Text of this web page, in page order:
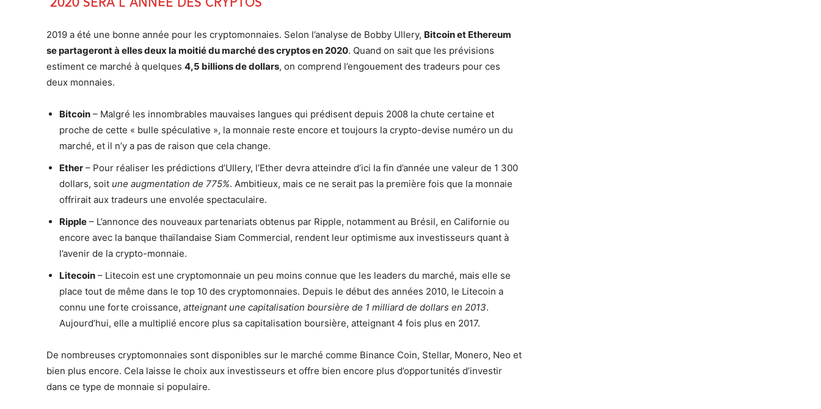
2019 a été une bonne année pour les cryptomonnaies. Selon l’analyse de Bobby Ullery, Bitcoin et Ethereum
se partageront à elles deux la moitié du marché des cryptos en 2020. Quand on sait que les prévisions
estiment ce marché à quelques 4,5 billions de dollars, on comprend l’engouement des tradeurs pour ces
deux monnaies.
Bitcoin – Malgré les innombrables mauvaises langues qui prédisent depuis 2008 la chute certaine et
proche de cette « bulle spéculative », la monnaie reste encore et toujours la crypto-devise numéro un du
marché, et il n’y a pas de raison que cela change.
Ether – Pour réaliser les prédictions d’Ullery, l’Ether devra atteindre d’ici la fin d’année une valeur de 1 300
dollars, soit une augmentation de 775%. Ambitieux, mais ce ne serait pas la première fois que la monnaie
offrirait aux tradeurs une envolée spectaculaire.
Ripple – L’annonce des nouveaux partenariats obtenus par Ripple, notamment au Brésil, en Californie ou
encore avec la banque thaïlandaise Siam Commercial, rendent leur optimisme aux investisseurs quant à
l’avenir de la crypto-monnaie.
Litecoin – Litecoin est une cryptomonnaie un peu moins connue que les leaders du marché, mais elle se
place tout de même dans le top 10 des cryptomonnaies. Depuis le début des années 2010, le Litecoin a
connu une forte croissance, atteignant une capitalisation boursière de 1 milliard de dollars en 2013.
Aujourd’hui, elle a multiplié encore plus sa capitalisation boursière, atteignant 4 fois plus en 2017.
De nombreuses cryptomonnaies sont disponibles sur le marché comme Binance Coin, Stellar, Monero, Neo et
bien plus encore. Cela laisse le choix aux investisseurs et offre bien encore plus d’opportunités d’investir
dans ce type de monnaie si populaire.